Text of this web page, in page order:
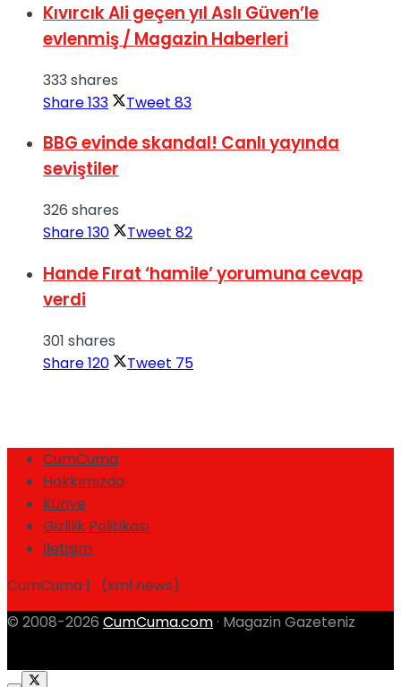
Kıvırcık Ali geçen yıl Aslı Güven’le
evlenmiş / Magazin Haberleri
333 shares
Share133 Tweet 83
BBG evinde skandal! Canlı yayında
seviştiler
326 shares
Share130 Tweet 82
Hande Fırat ‘hamile’ yorumuna cevap
verdi
301 shares
Share120 Tweet 75
CumCuma
Hakkımızda
Künye
Gizlilik Politikası
İletişim
CumCuma | (xml news)
© 2008-2026 CumCuma.com · Magazin Gazeteniz